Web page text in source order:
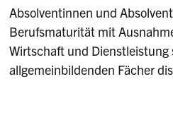
Absolventinnen und
Berufsmaturität mit
Wirtschaft und Dienstleistung
allgemeinbildenden Fächer